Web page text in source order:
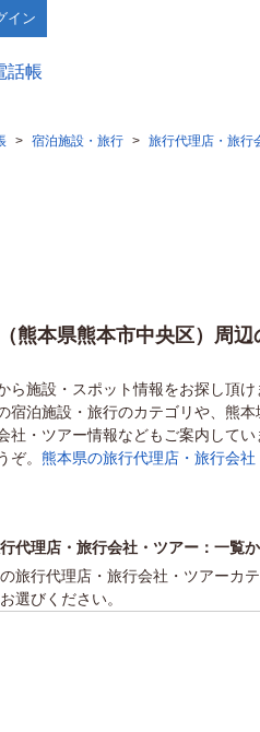
イン
> 宿泊施設・旅行 > 旅行代理店・旅行
熊本県熊本市中央区）周
ら施設・スポット情報をお探し頂
宿泊施設・旅行のカテゴリや、熊
社・ツアー情報などもご案内してい
ぞ。 熊本県の旅行代理店・旅行会社
代理店・旅行会社・ツアー：一覧
旅行代理店・旅行会社・ツアーカ
選びください。